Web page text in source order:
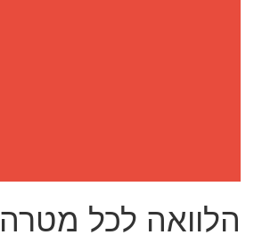
הלוואה לכל מטרה